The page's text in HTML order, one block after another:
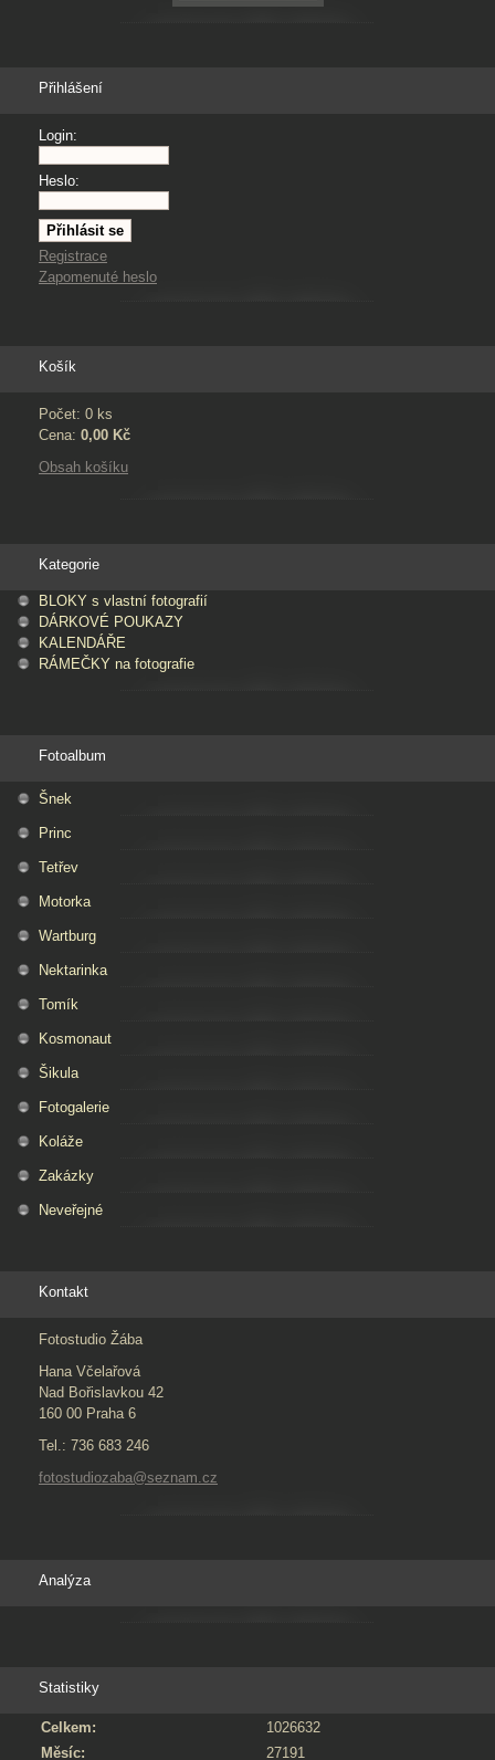
Přihlášení
Login:
Heslo:
Registrace
Zapomenuté heslo
Košík
Počet: 0 ks
Cena: 0,00 Kč
Obsah košíku
Kategorie
BLOKY s vlastní fotografií
DÁRKOVÉ POUKAZY
KALENDÁŘE
RÁMEČKY na fotografie
Fotoalbum
Šnek
Princ
Tetřev
Motorka
Wartburg
Nektarinka
Tomík
Kosmonaut
Šikula
Fotogalerie
Koláže
Zakázky
Neveřejné
Kontakt
Fotostudio Žába
Hana Včelařová
Nad Bořislavkou 42
160 00 Praha 6
Tel.: 736 683 246
fotostudiozaba@seznam.cz
Analýza
Statistiky
Celkem:
1026632
Měsíc:
27191